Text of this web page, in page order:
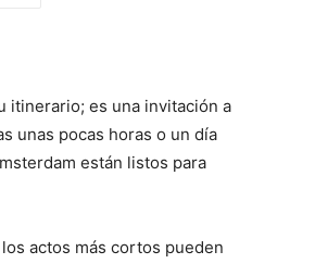
itinerario; es una invitación a
unas pocas horas o un día
están listos para
actos más cortos pueden